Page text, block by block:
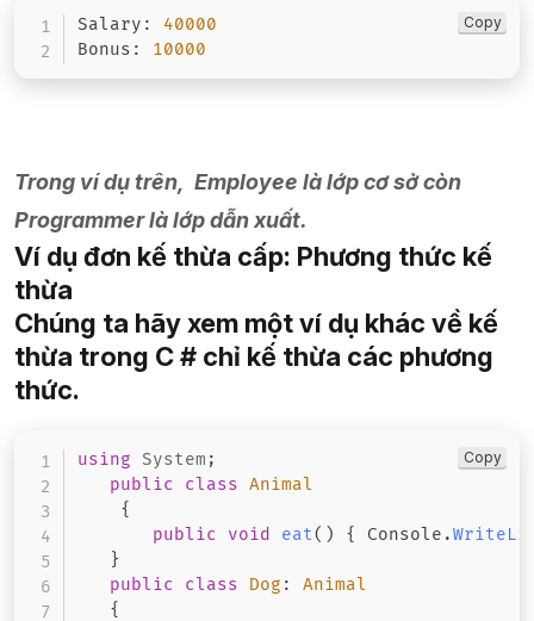
Salary :
40000
Bonus : 10000
Copy
Trong ví dụ trên, Employee là lớp cơ sở còn
Programmer là lớp dẫn xuất.
Ví dụ đơn kế thừa cấp: Phương thức kế
thừa
Chúng ta hãy xem một ví dụ khác về kế
thừa trong C # chỉ kế thừa các phương
thức.
using System ;
public
class Animal
{
public
void eat( ) { Console .
}
public
class Dog :
Animal
{
Copy